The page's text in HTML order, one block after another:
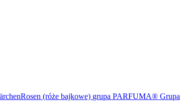
(róże bajkowe) grupa PARFUMA® Grupa